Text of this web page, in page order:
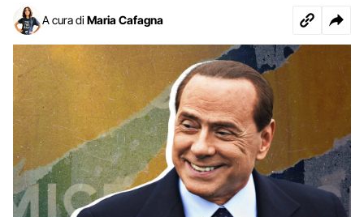
A cura di Maria Cafagna